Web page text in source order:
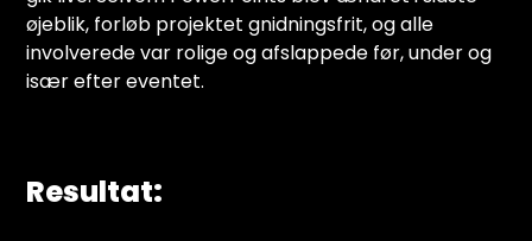
øjeblik, forløb projektet gnidningsfrit, og alle
involverede var rolige og afslappede før, under og
især efter eventet.
Resultat: